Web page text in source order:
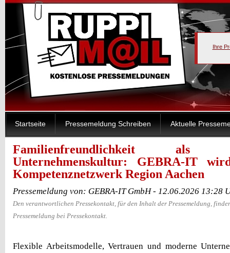
Ihre
Startseite Pressemeldung Schreiben Aktuelle
Familienfreundlichkeit
Unternehmenskultur: GEBRA-IT
Kompetenznetzwerk Region Aachen
Pressemeldung von: GEBRA-IT GmbH - 12.06.2026 13:28
Den verantwortlichen Pressekontakt, für den Inhalt der Pressemeldung,
Pressemeldung bei Pressekontakt.
Flexible Arbeitsmodelle, Vertrauen und moderne